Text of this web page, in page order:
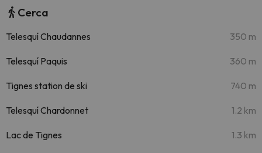
Cerca
Telesquí Chaudannes 350 m
Telesquí Paquis 360 m
Tignes station de ski 740 m
Telesquí Chardonnet 1.2 km
Lac de Tignes 1.3 km